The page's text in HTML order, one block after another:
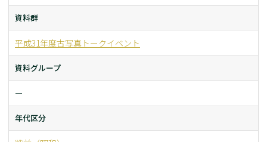
資料群
平成31年度古写真トークイベント
資料グループ
ー
年代区分